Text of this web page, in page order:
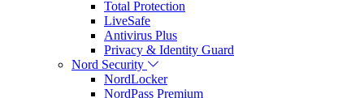
Total Protection
LiveSafe
Antivirus Plus
Privacy & Identity Guard
Nord Security
NordLocker
NordPass Premium